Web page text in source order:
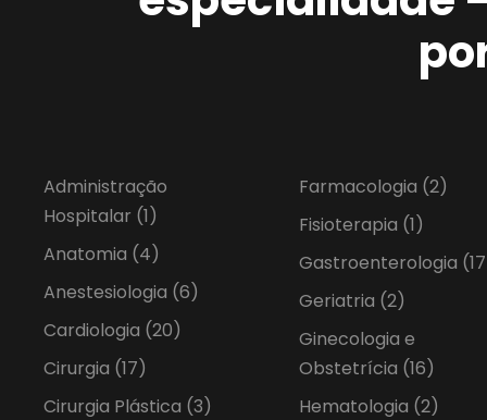
Administração
Hospitalar (1)
Anatomia (4)
Anestesiologia (6)
Cardiologia (20)
Cirurgia (17)
Cirurgia Plástica (3)
Farmacologia (2)
Fisioterapia (1)
Gastroenterologia
Geriatria (2)
Ginecologia e
Obstetrícia (16)
Hematologia (2)